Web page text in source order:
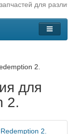
для
2.
для
2.